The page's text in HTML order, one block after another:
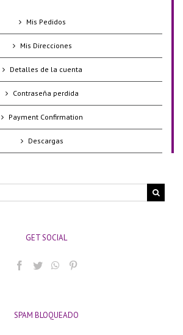
Mis Pedidos
Mis Direcciones
Detalles de la cuenta
Contraseña perdida
Payment Confirmation
Descargas
GET SOCIAL
SPAM BLOQUEADO